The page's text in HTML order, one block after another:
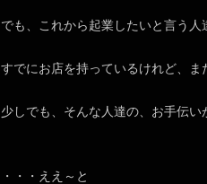
でも、これから起業したいと言う人
すでにお店を持っているけれど、
少しでも、そんな人達の、お手伝い
・・・ええ～と